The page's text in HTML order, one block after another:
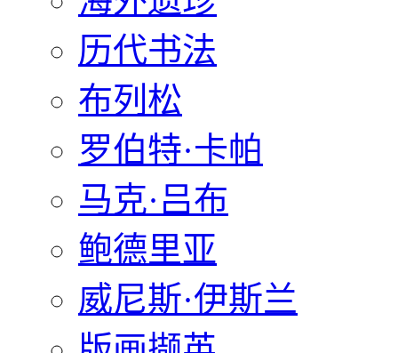
历代书法
布列松
罗伯特·卡帕
马克·吕布
鲍德里亚
威尼斯·伊斯兰